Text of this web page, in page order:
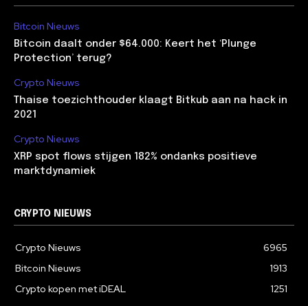
Bitcoin Nieuws
Bitcoin daalt onder $64.000: Keert het ‘Plunge
Protection’ terug?
Crypto Nieuws
Thaise toezichthouder klaagt Bitkub aan na hack in
2021
Crypto Nieuws
XRP spot flows stijgen 182% ondanks positieve
marktdynamiek
CRYPTO NIEUWS
Crypto Nieuws
6965
Bitcoin Nieuws
1913
Crypto kopen met iDEAL
1251